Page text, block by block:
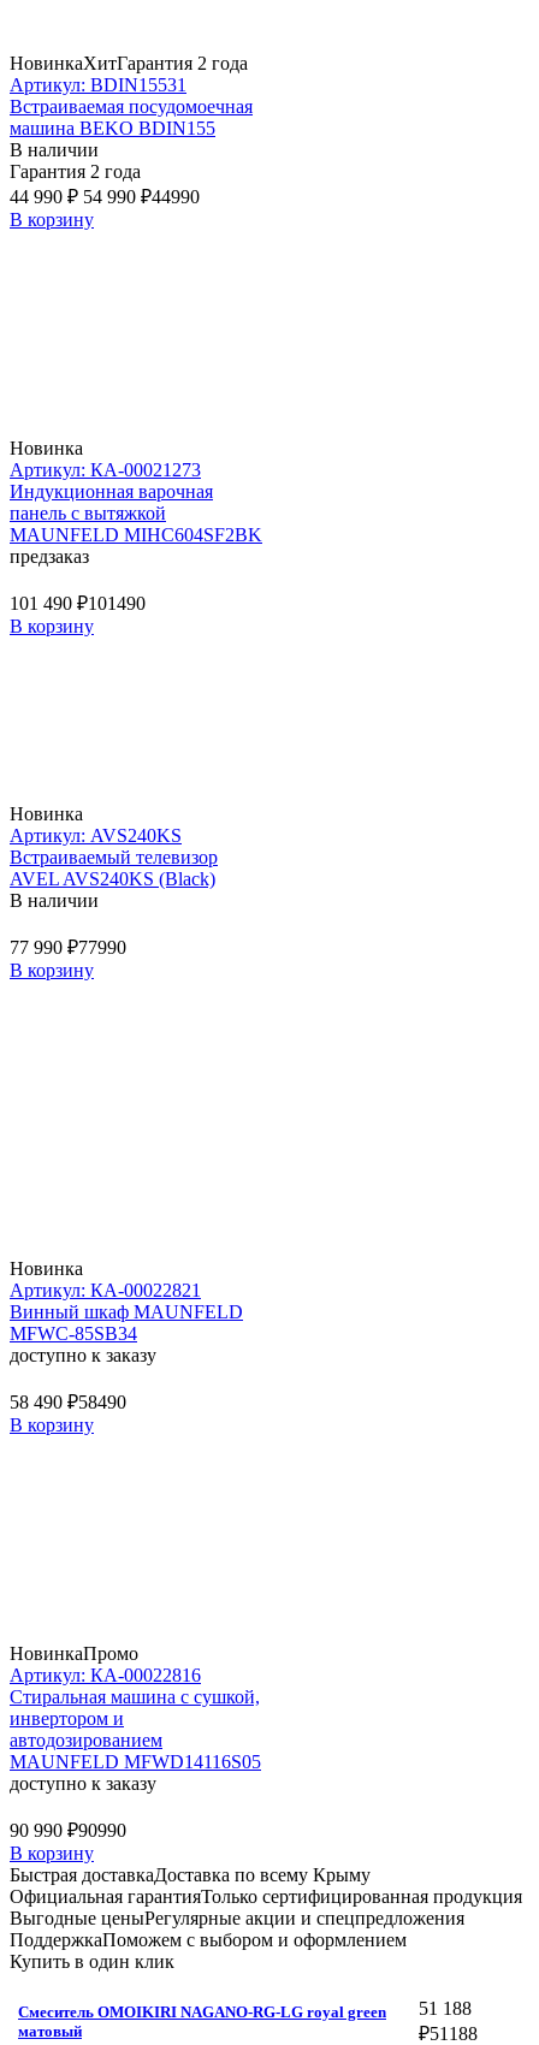
НовинкаХитГарантия 2 года
Артикул: BDIN15531
Встраиваемая посудомоечная
машина BEKO BDIN155
В наличии
Гарантия 2 года
44 990 ₽ 54 990 ₽44990
В корзину
Новинка
Артикул: КА-00021273
Индукционная варочная
панель с вытяжкой
MAUNFELD MIHC604SF2BK
предзаказ
101 490 ₽101490
В корзину
Новинка
Артикул: AVS240KS
Встраиваемый телевизор
AVEL AVS240KS (Black)
В наличии
77 990 ₽77990
В корзину
Новинка
Артикул: КА-00022821
Винный шкаф MAUNFELD
MFWC-85SB34
доступно к заказу
58 490 ₽58490
В корзину
НовинкаПромо
Артикул: КА-00022816
Стиральная машина c сушкой,
инвертором и
автодозированием
MAUNFELD MFWD14116S05
доступно к заказу
90 990 ₽90990
В корзину
Быстрая доставкаДоставка по всему Крыму
Официальная гарантияТолько сертифицированная продукция
Выгодные ценыРегулярные акции и спецпредложения
ПоддержкаПоможем с выбором и оформлением
Купить в один клик
Смеситель OMOIKIRI NAGANO-RG-LG royal green
матовый
51 188
₽51188